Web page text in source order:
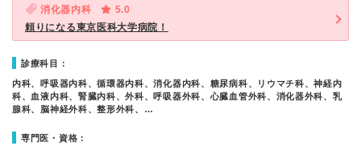
消化器内科
5.0
頼りになる東京医科大学病院！
診療科目：
内科、呼吸器内科、循環器内科、消化器内科、糖尿病科、リウマチ科、神経内
科、血液内科、腎臓内科、外科、呼吸器外科、心臓血管外科、消化器外科、乳
腺科、脳神経外科、整形外科、…
専門医・資格：